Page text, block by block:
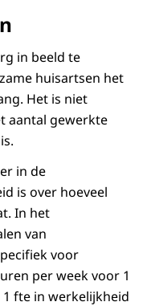
1138
1283
1563
1468
1500
1121
640
1255
in beeld te
huisartsen het
Het is niet
aantal gewerkte
in de
is over hoeveel
In het
van
voor
per week voor 1
fte in werkelijkheid